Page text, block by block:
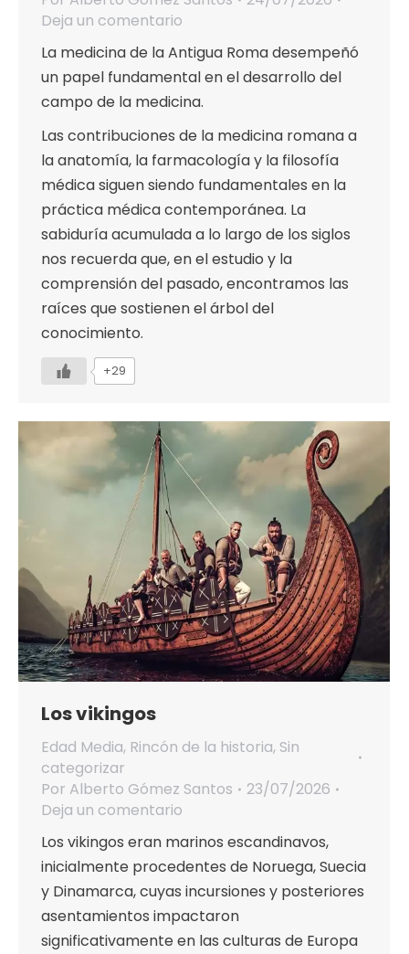
Deja un comentario
La medicina de la Antigua Roma desempeñó
un papel fundamental en el desarrollo del
campo de la medicina.
Las contribuciones de la medicina romana a
la anatomía, la farmacología y la filosofía
médica siguen siendo fundamentales en la
práctica médica contemporánea. La
sabiduría acumulada a lo largo de los siglos
nos recuerda que, en el estudio y la
comprensión del pasado, encontramos las
raíces que sostienen el árbol del
conocimiento.
+29
Los vikingos
Edad Media, Rincón de la historia, Sin
categorizar
Por Alberto Gómez Santos
23/07/2026
Deja un comentario
Los vikingos eran marinos escandinavos,
inicialmente procedentes de Noruega, Suecia
y Dinamarca, cuyas incursiones y posteriores
asentamientos impactaron
significativamente en las culturas de Europa